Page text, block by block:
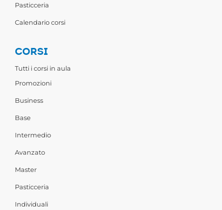
Pasticceria
Calendario corsi
CORSI
Tutti i corsi in aula
Promozioni
Business
Base
Intermedio
Avanzato
Master
Pasticceria
Individuali